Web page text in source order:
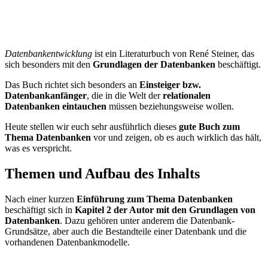
Datenbankentwicklung ist ein Literaturbuch von René Steiner, das
sich besonders mit den Grundlagen der Datenbanken beschäftigt.
Das Buch richtet sich besonders an Einsteiger bzw.
Datenbankanfänger, die in die Welt derrelationalen
Datenbanken eintauchen müssen beziehungsweise wollen.
Heute stellen wir euch sehr ausführlich dieses gute Buch zum
Thema Datenbanken vor und zeigen, ob es auch wirklich das hält,
was es verspricht.
Themen und Aufbau des Inhalts
Nach einer kurzen Einführung zum Thema Datenbanken
beschäftigt sich in Kapitel 2 der Autor mit den Grundlagen von
Datenbanken. Dazu gehören unter anderem die Datenbank-
Grundsätze, aber auch die Bestandteile einer Datenbank und die
vorhandenen Datenbankmodelle.